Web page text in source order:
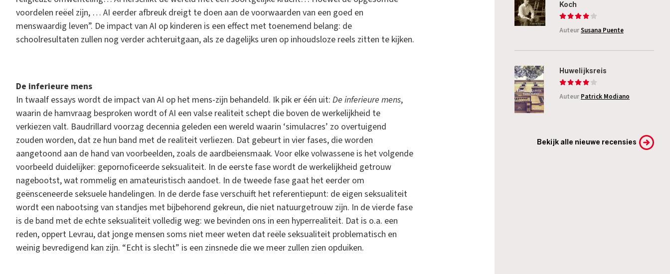
voordelen reëel zijn, … AI eerder afbreuk dreigt te doen aan de voorwaarden van een goed en
menswaardig leven”. De impact van AI op kinderen is een effect met toenemend belang: de
schoolresultaten zullen nog verder achteruitgaan, als ze dagelijks uren op inhoudsloze reels zitten te kijken.
De inferieure mens
In twaalf essays wordt de impact van AI op het mens-zijn behandeld. Ik pik er één uit: De inferieure mens,
waarin de hamvraag besproken wordt of AI een valse realiteit schept die boven de werkelijkheid te
verkiezen valt. Baudrillard voorzag decennia geleden een wereld waarin ‘simulacres’ zo overtuigend
zouden worden, dat ze hun band met de realiteit verliezen. Dat gebeurt in vier fases, die worden
aangetoond aan de hand van voorbeelden, zoals de aardbeiensmaak. Voor elke volwassene is het volgende
voorbeeld duidelijker: gepornoficeerde seksualiteit. In de eerste fase wordt de werkelijkheid getrouw
nagebootst, wat rommelig en amateuristisch aandoet. In de tweede fase gaat het eerder om
geënsceneerde seksuele handelingen. In de derde fase verschuift het referentiepunt: de eigen seksualiteit
wordt een nabootsing van standjes met bijbehorend gekreun, die niet natuurgetrouw zijn. In de vierde fase
is de band met de echte seksualiteit volledig weg: we bevinden ons in een hyperrealiteit. Dat is o.a. een
reden, oppert Levrau, dat jonge mensen soms niet meer weten dat reële seksualiteit problematisch en
weinig bevredigend kan zijn. “Echt is slecht” is een zinsnede die we meer zullen zien opduiken.
Koch
AuteurSusana Puente
Huwelijksreis
Auteur Patrick Modiano
Bekijk alle nieuwe recensies